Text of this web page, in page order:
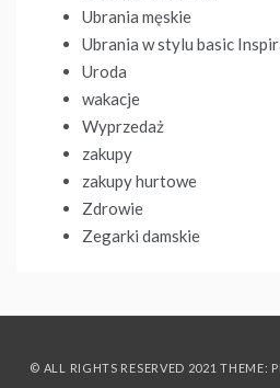
Ubrania męskie
Ubrania w stylu basic
Uroda
wakacje
Wyprzedaż
zakupy
zakupy hurtowe
Zdrowie
Zegarki damskie
© ALL RIGHTS RESERVED 2021 THEME: